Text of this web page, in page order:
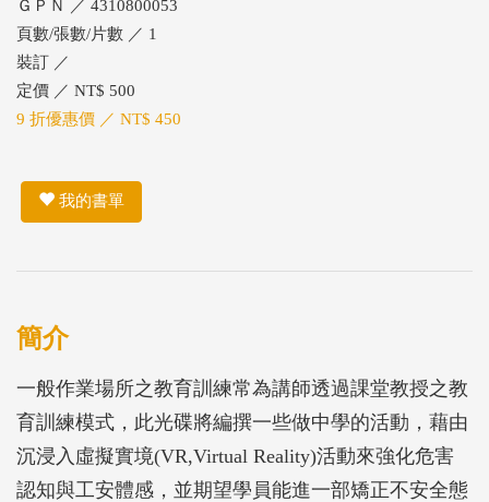
ＧＰＮ ／ 4310800053
頁數/張數/片數 ／ 1
裝訂 ／
定價 ／ NT$ 500
9 折優惠價 ／ NT$ 450
我的書單
簡介
一般作業場所之教育訓練常為講師透過課堂教授之教
育訓練模式，此光碟將編撰一些做中學的活動，藉由
沉浸入虛擬實境(VR,Virtual Reality)活動來強化危害
認知與工安體感，並期望學員能進一部矯正不安全態